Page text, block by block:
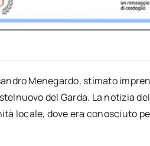
Menegardo, stimato
del Garda. La notizia
locale, dove era conosciuto